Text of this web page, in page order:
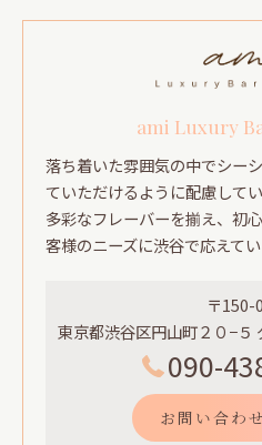
ami Luxury
落ち着いた雰囲気の中でシー
ていただけるように配慮して
多彩なフレーバーを揃え、初
客様のニーズに渋谷で応えてい
〒150-
東京都渋谷区円山町２０−５
090-
お問い合わ